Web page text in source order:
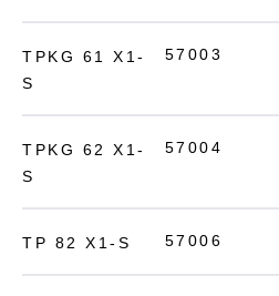
TPKG 61 X1-
S
57003
TPKG 62 X1-
S
57004
TP 82 X1-S 57006